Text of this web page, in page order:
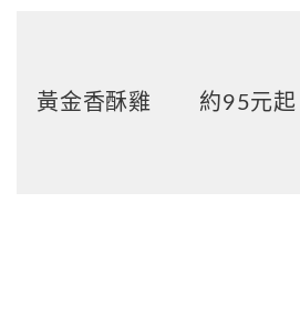
黃金香酥雞 約95元起